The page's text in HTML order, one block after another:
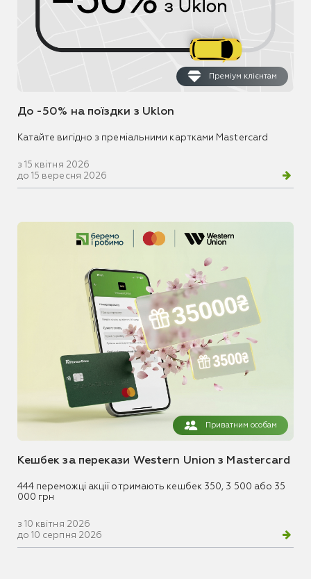
Преміум клієнтам
До -50% на поїздки з Uklon
Катайте вигідно з преміальними картками Mastercard
з 15 квітня 2026
до 15 вересня 2026
Приватним особам
Кешбек за перекази Western Union з Mastercard
444 переможці акції отримають кешбек 350, 3 500 або 35
000 грн
з 10 квітня 2026
до 10 серпня 2026